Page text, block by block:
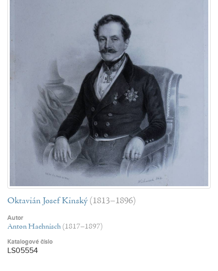
Oktavián Josef Kinský (1813–1896)
Autor
Anton Haehnisch (1817–1897)
Katalogové číslo
LS05554